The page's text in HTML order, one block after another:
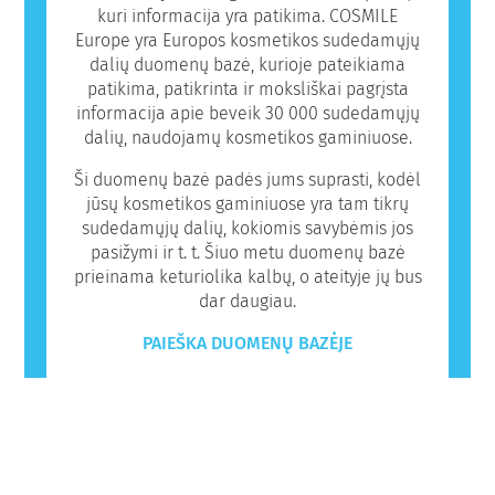
kuri informacija yra patikima. COSMILE
Europe yra Europos kosmetikos sudedamųjų
dalių duomenų bazė, kurioje pateikiama
patikima, patikrinta ir moksliškai pagrįsta
informacija apie beveik 30 000 sudedamųjų
dalių, naudojamų kosmetikos gaminiuose.
Ši duomenų bazė padės jums suprasti, kodėl
jūsų kosmetikos gaminiuose yra tam tikrų
sudedamųjų dalių, kokiomis savybėmis jos
pasižymi ir t. t. Šiuo metu duomenų bazė
prieinama keturiolika kalbų, o ateityje jų bus
dar daugiau.
PAIEŠKA DUOMENŲ BAZĖJE